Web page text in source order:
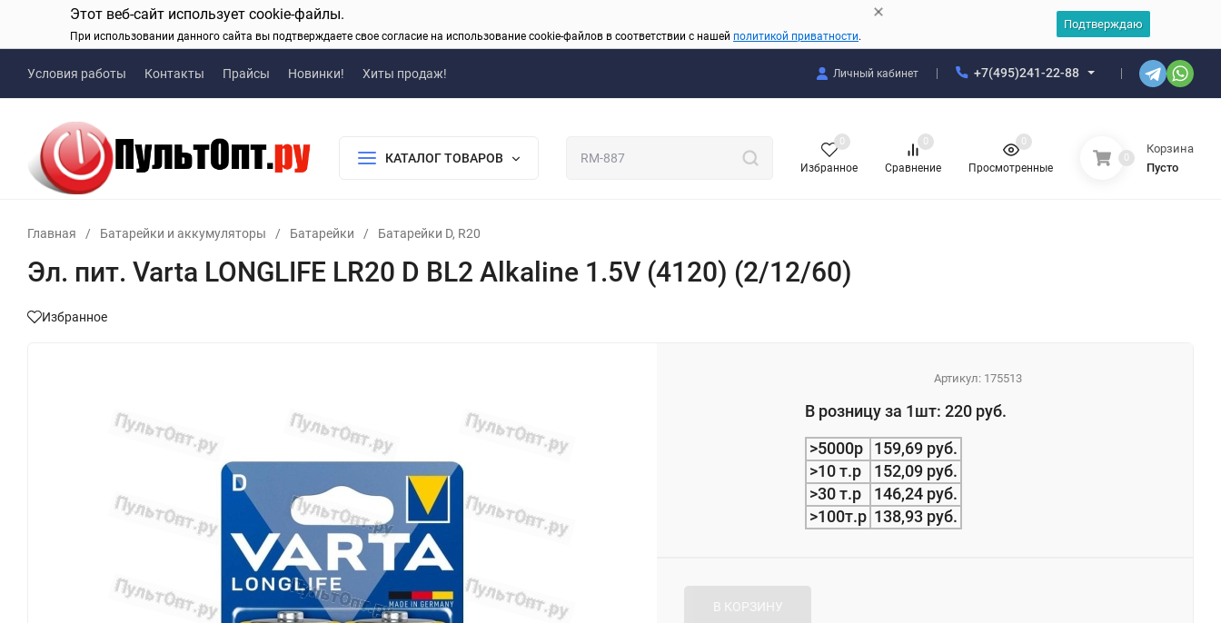
Этот веб-сайт использует cookie-файлы.
При использовании данного сайта вы подтверждаете свое согласие на использование cookie-файлов в соответствии с нашей политикой приватности.
Подтверждаю
Условия работы Контакты Прайсы Новинки! Хиты продаж! Личный кабинет +7(495)241-22-88
КАТАЛОГ ТОВАРОВ
Избранное
0
Сравнение
0
Просмотренные
0
0
Корзина
Пусто
Главная / Батарейки и аккумуляторы / Батарейки / Батарейки D, R20
Эл. пит. Varta LONGLIFE LR20 D BL2 Alkaline 1.5V (4120) (2/12/60)
Избранное
Артикул: 175513
В розницу за 1шт: 220 руб.
>5000р
159,69 руб.
>10 т.р
152,09 руб.
>30 т.р
146,24 руб.
>100т.р 138,93 руб.
В КОРЗИНУ